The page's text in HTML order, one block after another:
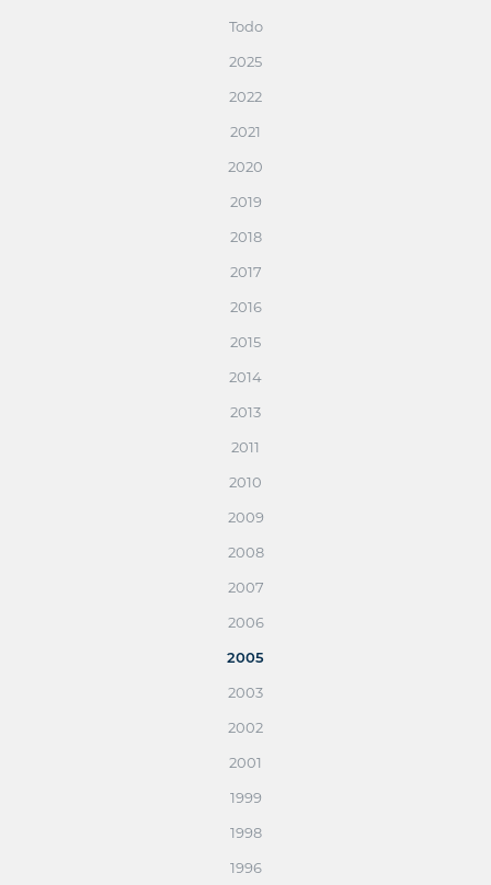
Todo
2025
2022
2021
2020
2019
2018
2017
2016
2015
2014
2013
2011
2010
2009
2008
2007
2006
2005
2003
2002
2001
1999
1998
1996